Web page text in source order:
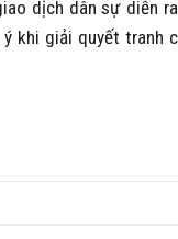
dịch dân sự diễn
khi giải quyết tranh